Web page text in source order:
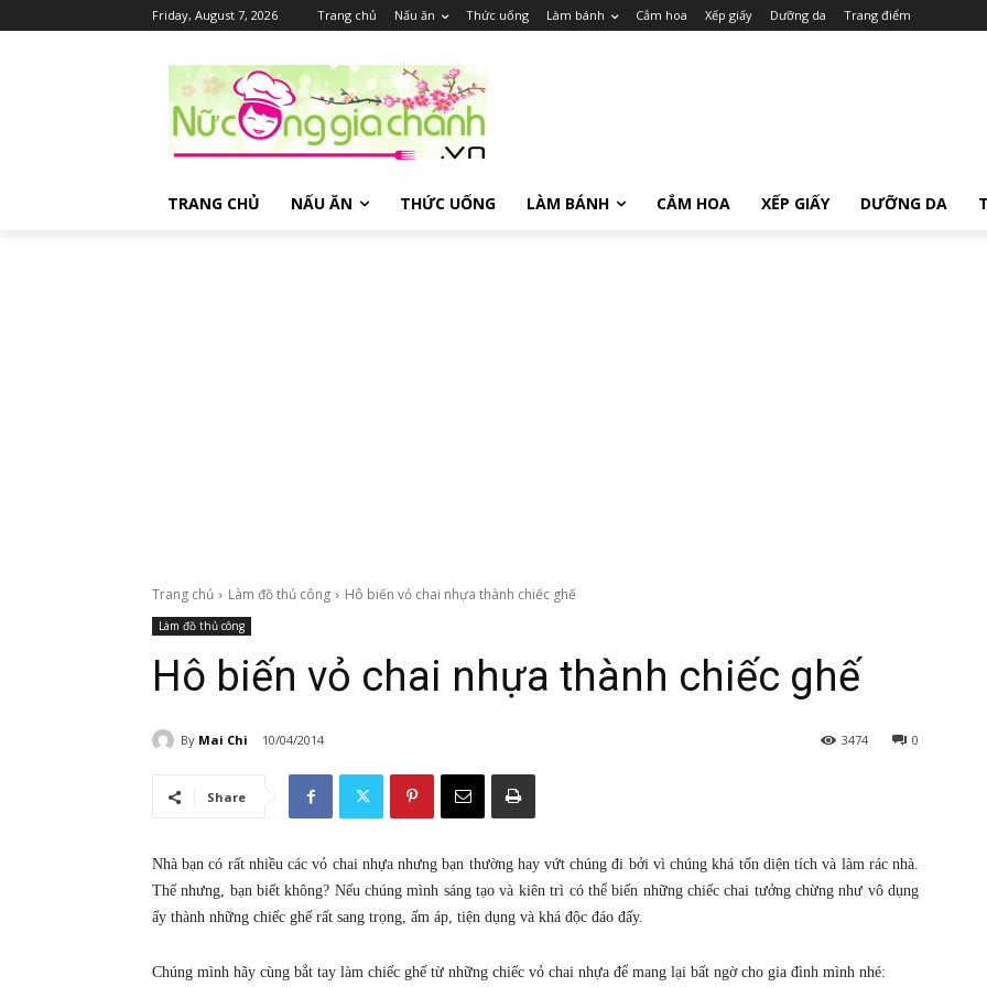
Friday, August 7, 2026 Trang chủ Nấu ăn Thức uống Làm bánh Cắm hoa Xếp giấy Dưỡng da Trang điểm
TRANG CHỦ NẤU ĂN THỨC UỐNG LÀM BÁNH CẮM HOA XẾP GIẤY DƯỠNG DA
Trang chủ Làm đồ thủ công Hô biến vỏ chai nhựa thành chiếc ghế
Làm đồ thủ công
Hô biến vỏ chai nhựa thành chiếc ghế
By Mai Chi 10/04/2014 0
3474
Share
Nhà bạn có rất nhiều các vỏ chai nhựa nhưng bạn thường hay vứt chúng đi bởi vì chúng khá tốn diện tích và làm rác nhà.
Thế nhưng, bạn biết không? Nếu chúng mình sáng tạo và kiên trì có thể biến những chiếc chai tưởng chừng như vô dụng
ấy thành những chiếc ghế rất sang trọng, ấm áp, tiện dụng và khá độc đáo đấy.
Chúng mình hãy cùng bắt tay làm chiếc ghế từ những chiếc vỏ chai nhựa để mang lại bất ngờ cho gia đình mình nhé: